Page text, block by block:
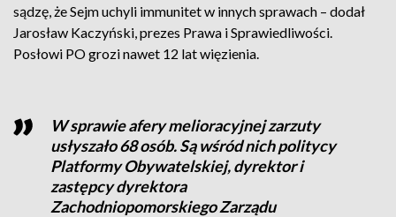
sądzę, że Sejm uchyli immunitet w innych sprawach – dodał
Jarosław Kaczyński, prezes Prawa i Sprawiedliwości.
Posłowi PO grozi nawet 12 lat więzienia.
W sprawie afery melioracyjnej zarzuty
usłyszało 68 osób. Są wśród nich politycy
Platformy Obywatelskiej, dyrektor i
zastępcy dyrektora
Zachodniopomorskiego Zarządu